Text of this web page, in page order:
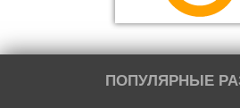
ПОПУЛЯРНЫЕ